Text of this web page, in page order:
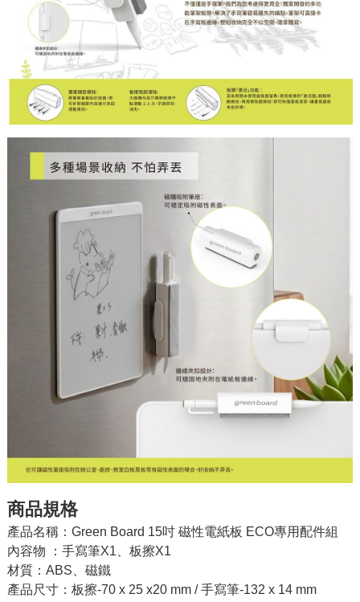
商品規格
產品名稱：Green Board 15吋 磁性電紙板 ECO專用配件組
內容物 ：手寫筆X1、板擦X1
材質：ABS、磁鐵
產品尺寸：板擦-70 x 25 x20 mm / 手寫筆-132 x 14 mm